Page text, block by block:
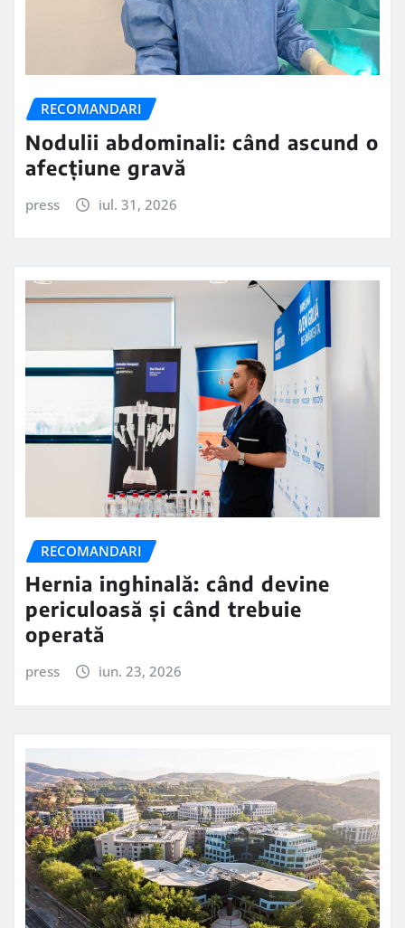
RECOMANDARI
Nodulii abdominali: când ascund o
afecțiune gravă
press iul. 31, 2026
RECOMANDARI
Hernia inghinală: când devine
periculoasă și când trebuie
operată
press iun. 23, 2026